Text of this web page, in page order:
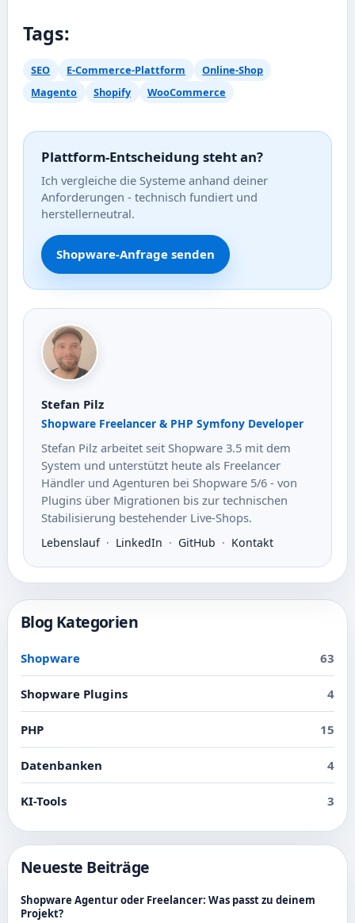
Blog Kategorien
Shopware 63
Shopware Plugins 4
PHP 15
Datenbanken 4
KI-Tools 3
Neueste Beiträge
Shopware Agentur oder Freelancer: Was passt zu deinem
Projekt?
Tags:
SEO E-Commerce-Plattform
Online-Shop
Magento
Shopify WooCommerce
Plattform-Entscheidung steht an?
Ich vergleiche die Systeme anhand deiner
Anforderungen - technisch fundiert und
herstellerneutral.
Shopware-Anfrage senden
Stefan Pilz
Shopware Freelancer & PHP Symfony Developer
Stefan Pilz arbeitet seit Shopware 3.5 mit dem
System und unterstützt heute als Freelancer
Händler und Agenturen bei Shopware 5/6 - von
Plugins über Migrationen bis zur technischen
Stabilisierung bestehender Live-Shops.
Lebenslauf · LinkedIn · GitHub · Kontakt